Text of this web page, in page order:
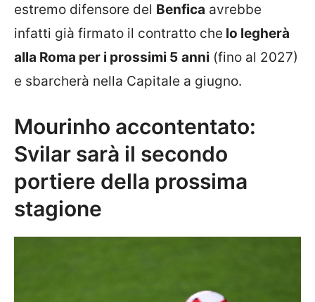
estremo difensore del Benfica avrebbe
infatti già firmato il contratto che lo legherà
alla Roma per i prossimi 5 anni (fino al 2027)
e sbarcherà nella Capitale a giugno.
Mourinho accontentato:
Svilar sarà il secondo
portiere della prossima
stagione